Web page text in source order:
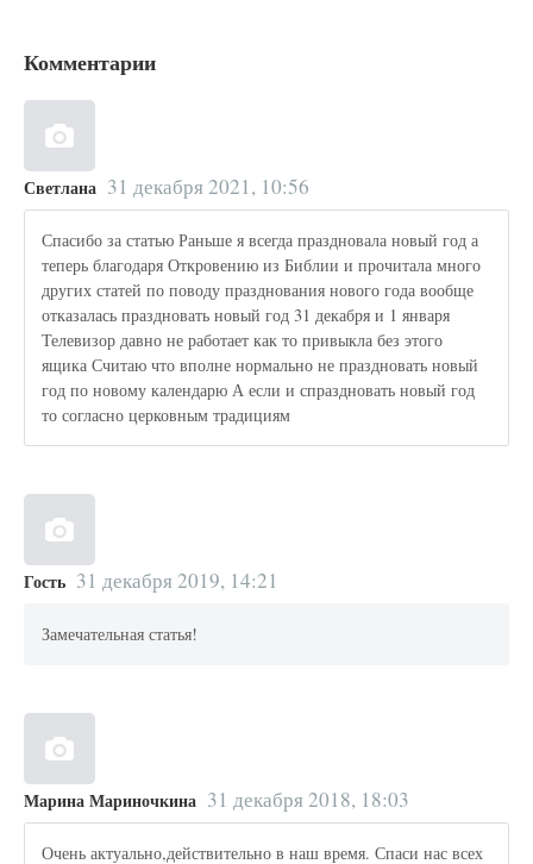
Комментарии
Светлана 31 декабря 2021, 10:56
Спасибо за статью Раньше я всегда праздновала новый год а
теперь благодаря Откровению из Библии и прочитала много
других статей по поводу празднования нового года вообще
отказалась праздновать новый год 31 декабря и 1 января
Телевизор давно не работает как то привыкла без этого
ящика Считаю что вполне нормально не праздновать новый
год по новому календарю А если и спраздновать новый год
то согласно церковным традициям
Гость 31 декабря 2019, 14:21
Замечательная статья!
Марина Мариночкина 31 декабря 2018, 18:03
Очень актуально,действительно в наш время. Спаси нас всех